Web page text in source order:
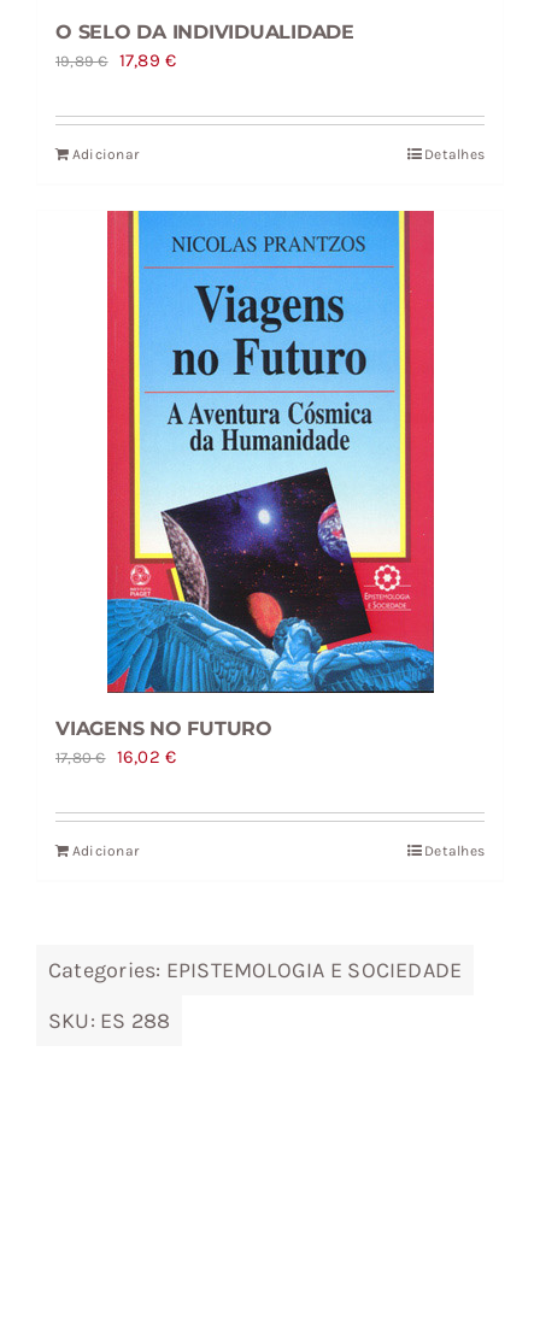
O SELO DA INDIVIDUALIDADE
19,89€
O
original
era:
17,89€O
atual
Adicionar Detalhes
VIAGENS NO FUTURO
17,80€
O
original
era:
16,02€O
atual
Adicionar Detalhes
Categories: EPISTEMOLOGIA E SOCIEDADE
SKU: ES 288